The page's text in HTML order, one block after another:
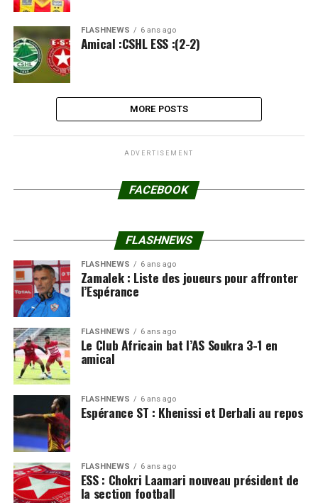
FLASHNEWS 6 ans ago
Amical :CSHL ESS :(2-2)
MORE POSTS
ADVERTISEMENT
FACEBOOK
FLASHNEWS
FLASHNEWS 6 ans ago
Zamalek : Liste des joueurs pour affronter
l’Espérance
FLASHNEWS 6 ans ago
Le Club Africain bat l’AS Soukra 3-1 en
amical
FLASHNEWS 6 ans ago
Espérance ST : Khenissi et Derbali au repos
FLASHNEWS 6 ans ago
ESS : Chokri Laamari nouveau président de
la section football